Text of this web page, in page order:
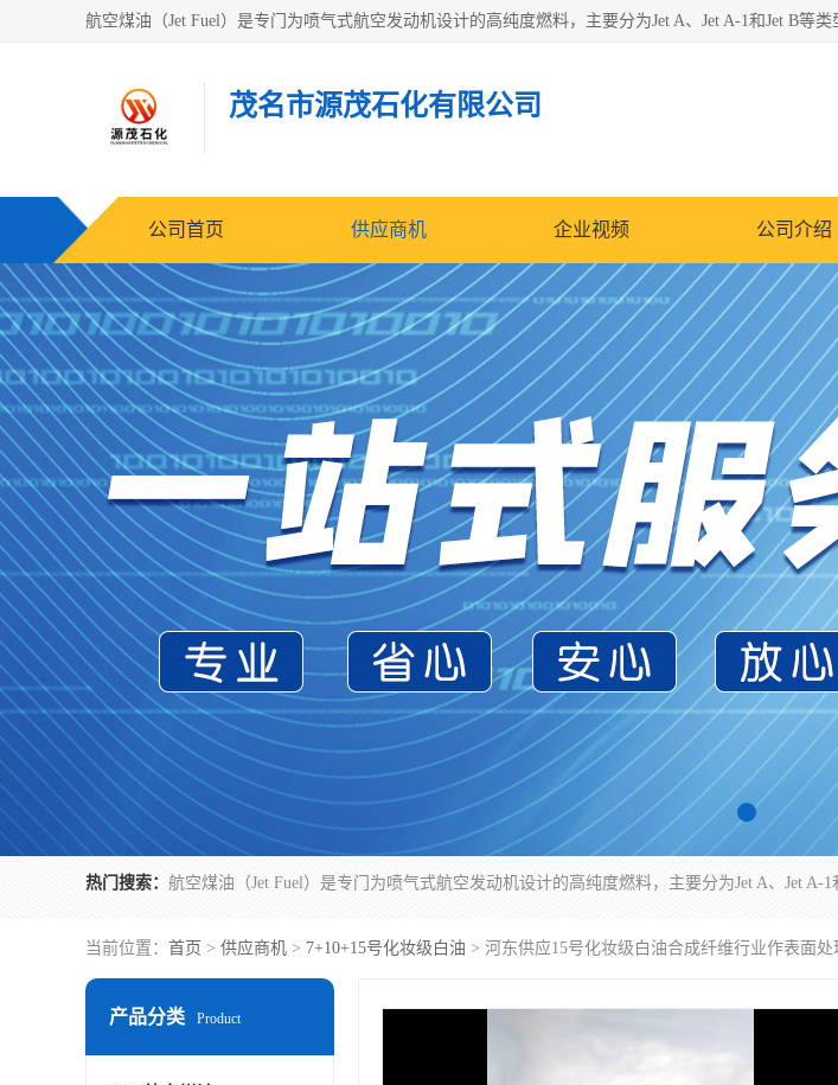
茂名市源茂石化有限公司
公司首页 供应商机 企业视频 公司介绍
热门搜索：
当前位置： 首页 > 供应商机 > 7+10+15号化妆级白油 > 河东供应15号化妆级白油合成纤维行业作表面处
产品分类 Product